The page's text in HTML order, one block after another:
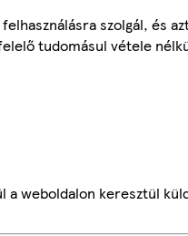
szolgál, és
tudomásul vétele
weboldalon keresztül